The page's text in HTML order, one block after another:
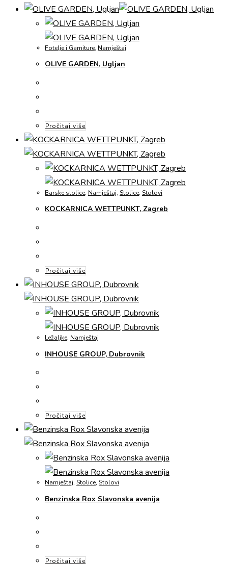
Fotelje i Garniture, Namještaj
OLIVE GARDEN, Ugljan
Pročitaj više
Barske stolice, Namještaj, Stolice, Stolovi
KOCKARNICA WETTPUNKT, Zagreb
Pročitaj više
Ležaljke, Namještaj
INHOUSE GROUP, Dubrovnik
Pročitaj više
Namještaj, Stolice, Stolovi
Benzinska Rox Slavonska avenija
Pročitaj više